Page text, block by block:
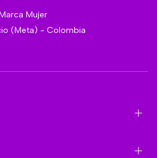
Mujer
(Meta) - Colombia